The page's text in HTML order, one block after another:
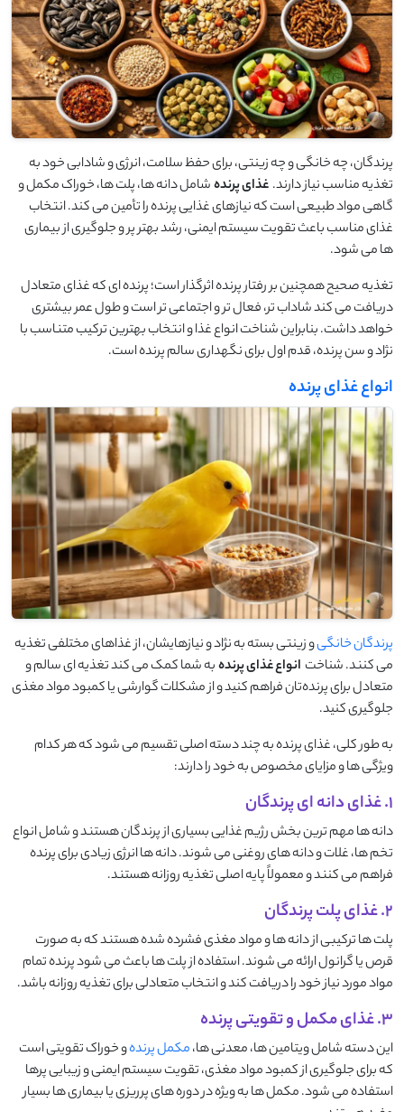
پرندگان، چه خانگی و چه زینتی، برای حفظ سلامت، انرژی و شادابی خود به
تغذیه مناسب نیاز دارند. غذای پرندهشامل دانه ‌ها، پلت ‌ها، خوراک مکمل و
گاهی مواد طبیعی است که نیازهای غذایی پرنده را تأمین می ‌کند. انتخاب
غذای مناسب باعث تقویت سیستم ایمنی، رشد بهتر پر و جلوگیری از بیماری
‌ها می ‌شود.
تغذیه صحیح همچنین بر رفتار پرنده اثرگذار است؛ پرنده ‌ای که غذای متعادل
دریافت می ‌کند شاداب ‌تر، فعال ‌تر و اجتماعی ‌تر است و طول عمر بیشتری
خواهد داشت. بنابراین شناخت انواع غذا و انتخاب بهترین ترکیب متناسب با
نژاد و سن پرنده، قدم اول برای نگهداری سالم پرنده است.
انواع غذای پرنده
پرندگان خانگیو زینتی بسته به نژاد و نیازهایشان، از غذاهای مختلفی تغذیه
می‌ کنند. شناخت انواع غذای پرندهبه شما کمک می‌ کند تغذیه ‌ای سالم و
متعادل برای پرنده‌تان فراهم کنید و از مشکلات گوارشی یا کمبود مواد مغذی
جلوگیری کنید.
به طور کلی، غذای پرنده به چند دسته اصلی تقسیم می ‌شود که هر کدام
ویژگی ‌ها و مزایای مخصوص به خود را دارند:
1. غذای دانه ‌ای پرندگان
دانه‌ ها مهم‌ ترین بخش رژیم غذایی بسیاری از پرندگان هستند و شامل انواع
تخم‌ ها، غلات و دانه ‌های روغنی می ‌شوند. دانه ‌ها انرژی زیادی برای پرنده
فراهم می ‌کنند و معمولاً پایه اصلی تغذیه روزانه هستند.
2. غذای پلت پرندگان
پلت ‌ها ترکیبی از دانه‌ ها و مواد مغذی فشرده شده هستند که به صورت
قرص یا گرانول ارائه می‌ شوند. استفاده از پلت ‌ها باعث می ‌شود پرنده تمام
مواد مورد نیاز خود را دریافت کند و انتخاب متعادلی برای تغذیه روزانه باشد.
3. غذای مکمل و تقویتی پرنده
این دسته شامل ویتامین ‌ها، معدنی ‌ها،مکمل پرندهو خوراک تقویتی است
که برای جلوگیری از کمبود مواد مغذی، تقویت سیستم ایمنی و زیبایی پرها
استفاده می ‌شود. مکمل ‌ها به ویژه در دوره‌ های پرریزی یا بیماری ‌ها بسیار